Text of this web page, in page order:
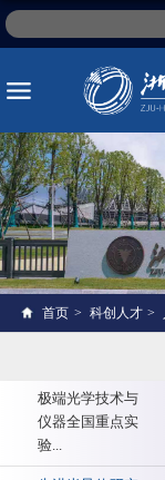
首页 > 科创人才 >
极端光学技术与
仪器全国重点实
验...